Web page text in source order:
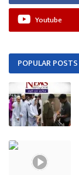
Youtube
POPULAR POSTS